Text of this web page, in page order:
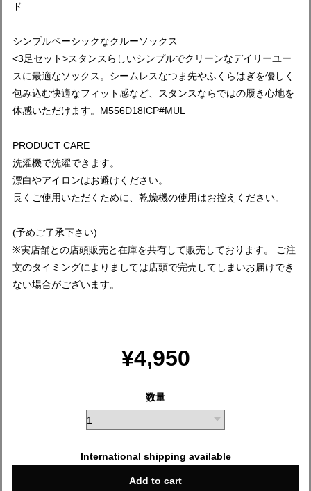
ド
シンプルベーシックなクルーソックス
<3足セット>スタンスらしいシンプルでクリーンなデイリーユー
スに最適なソックス。シームレスなつま先やふくらはぎを優しく
包み込む快適なフィット感など、スタンスならではの履き心地を
体感いただけます。M556D18ICP#MUL
PRODUCT CARE
洗濯機で洗濯できます。
漂白やアイロンはお避けください。
長くご使用いただくために、乾燥機の使用はお控えください。
(予めご了承下さい)
※実店舗との店頭販売と在庫を共有して販売しております。 ご注
文のタイミングによりましては店頭で完売してしまいお届けでき
ない場合がございます。
¥4,950
数量
International shipping available
Add to cart